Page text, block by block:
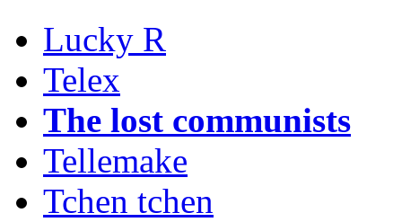
Lucky R
Telex
The lost communists
Tellemake
Tchen tchen